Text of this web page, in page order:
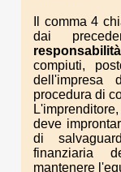
Il comma 4
dai
compiuti,
dell'impresa
procedura di
deve
di
finanziaria
mantenere